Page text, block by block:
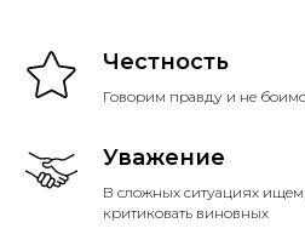
Честность
Говорим правду и не
Уважение
В сложных ситуациях
критиковать виновных